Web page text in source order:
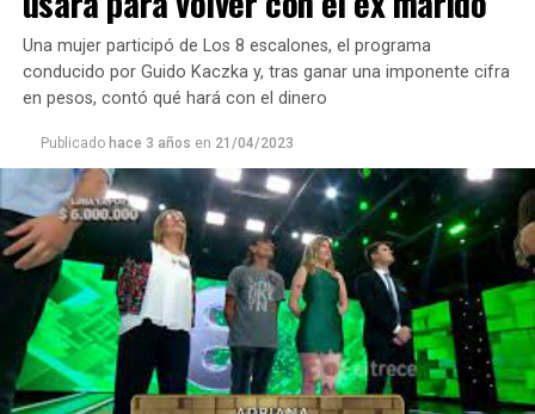
Una mujer participó de Los 8 escalones, el programa
conducido por Guido Kaczka y, tras ganar una imponente cifra
en pesos, contó qué hará con el dinero
Publicado hace 3 años en 21/04/2023